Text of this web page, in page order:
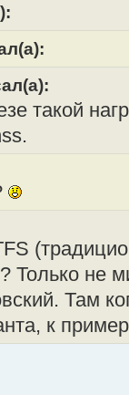
такой
Только не
Там
к